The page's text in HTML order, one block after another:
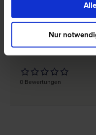
Nur
Notar Mag. Marcella
8230 Hartberg
0 Bewertungen